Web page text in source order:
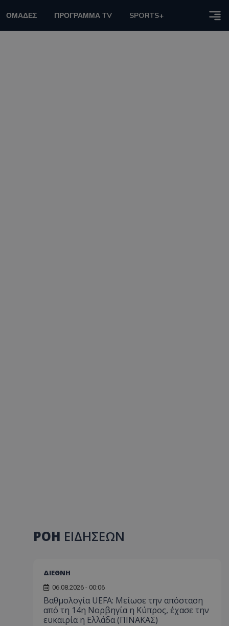
ΟΜΑΔΕΣ ΠΡΟΓΡΑΜΜΑ TV SPORTS+
ΡΟΗ ΕΙΔΗΣΕΩΝ
ΔΙΕΘΝΗ
06.08.2026 - 00:06
Βαθμολογία UEFA: Μείωσε την απόσταση
από τη 14η Νορβηγία η Κύπρος, έχασε την
ευκαιρία η Ελλάδα (ΠΙΝΑΚΑΣ)